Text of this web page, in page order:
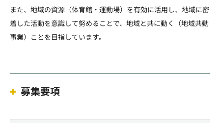
また、地域の資源（体育館・運動場）を有効に活用し、地域に密
着した活動を意識して努めることで、地域と共に動く（地域共動
事業）ことを目指しています。
募集要項